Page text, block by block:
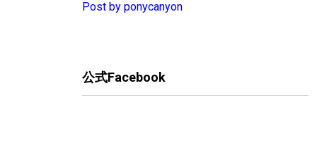
Post by ponycanyon
公式Facebook